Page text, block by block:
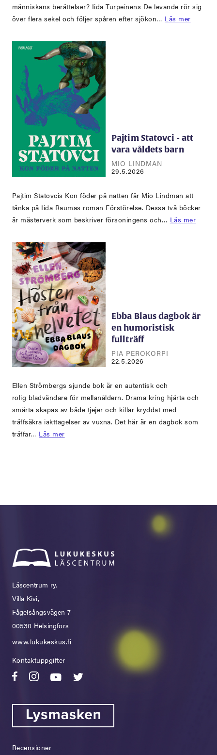
människans berättelser? Iida Turpeinens De levande rör sig
över flera sekel och följer spåren efter sjökon… Läs mer
Pajtim Statovci - att
vara våldets barn
MIO LINDMAN
29.5.2026
Pajtim Statovcis Kon föder på natten får Mio Lindman att
tänka på Iida Raumas roman Förstörelse. Dessa två böcker
är mästerverk som beskriver försoningens och… Läs mer
Ebba Blaus dagbok är
en humoristisk
fullträff
PIA PEROKORPI
22.5.2026
Ellen Strömbergs sjunde bok är en autentisk och
rolig bladvändare för mellanåldern. Drama kring hjärta och
smärta skapas av både tjejer och killar kryddat med
träffsäkra iakttagelser av vuxna. Det här är en dagbok som
träffar… Läs mer
Läscentrum ry.
Villa Kivi,
Fågelsångsvägen 7
00530 Helsingfors
www.lukukeskus.fi
Kontaktuppgifter
Recensioner